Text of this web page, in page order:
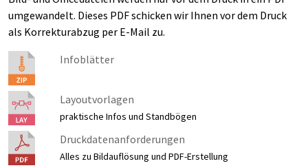
umgewandelt. Dieses PDF schicken wir Ihnen vor dem Druck
als Korrekturabzug per E-Mail zu.
Infoblätter
Layoutvorlagen
praktische Infos und Standbögen
Druckdatenanforderungen
Alles zu Bildauflösung und PDF-Erstellung